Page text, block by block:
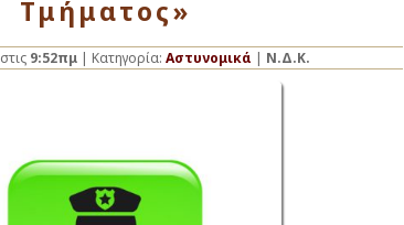
Τμήματος»
στις 9:52πμ | Κατηγορία: Αστυνομικά | Ν.Δ.Κ.